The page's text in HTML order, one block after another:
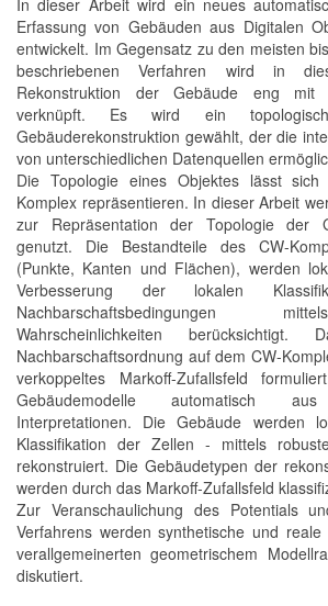
Erfassung von Gebäuden aus Digitalen
entwickelt. Im Gegensatz zu den meisten
beschriebenen Verfahren wird in
Rekonstruktion der Gebäude eng mit
verknüpft. Es wird ein
Gebäuderekonstruktion gewählt, der die
von unterschiedlichen Datenquellen
Die Topologie eines Objektes lässt
Komplex repräsentieren. In dieser Arbeit
zur Repräsentation der Topologie der
genutzt. Die Bestandteile des CW-
(Punkte, Kanten und Flächen), werden
Verbesserung der lokalen
Nachbarschaftsbedingungen
Wahrscheinlichkeiten
Nachbarschaftsordnung auf dem CW-
verkoppeltes Markoff-Zufallsfeld
Gebäudemodelle automatisch aus
Interpretationen. Die Gebäude werden
Klassifikation der Zellen - mittels
rekonstruiert. Die Gebäudetypen der
werden durch das Markoff-Zufallsfeld
Zur Veranschaulichung des Potentials
Verfahrens werden synthetische und
verallgemeinerten geometrischem
diskutiert.